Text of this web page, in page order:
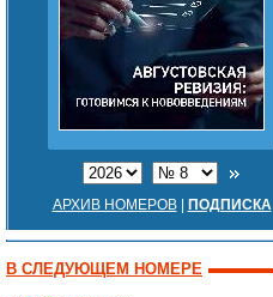
АРХИВ НОМЕРОВ| ПОДПИСКА
В СЛЕДУЮЩЕМ НОМЕРЕ